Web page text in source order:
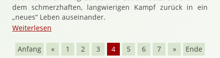
dem schmerzhaften, langwierigen Kampf zurück in ein
„neues“ Leben auseinander.
Weiterlesen
Anfang « 1 2 3 4 5 6 7 » Ende